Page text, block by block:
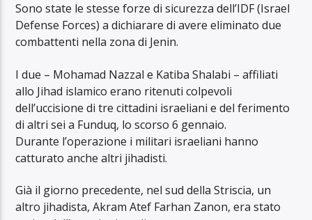
Sono state le stesse forze di sicurezza dell’IDF (Israel
Defense Forces) a dichiarare di avere eliminato due
combattenti nella zona di Jenin.
I due – Mohamad Nazzal e Katiba Shalabi – affiliati
allo Jihad islamico erano ritenuti colpevoli
dell’uccisione di tre cittadini israeliani e del ferimento
di altri sei a Funduq, lo scorso 6 gennaio.
Durante l’operazione i militari israeliani hanno
catturato anche altri jihadisti.
Già il giorno precedente, nel sud della Striscia, un
altro jihadista, Akram Atef Farhan Zanon, era stato